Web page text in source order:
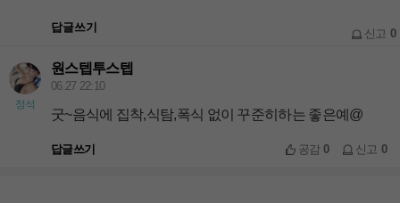
답글쓰기 신고 0
정석
원스텝투스텝
06.27 22:10
굿~음식에 집착,식탐,폭식 없이 꾸준히하는 좋은예@
답글쓰기 공감0 신고 0